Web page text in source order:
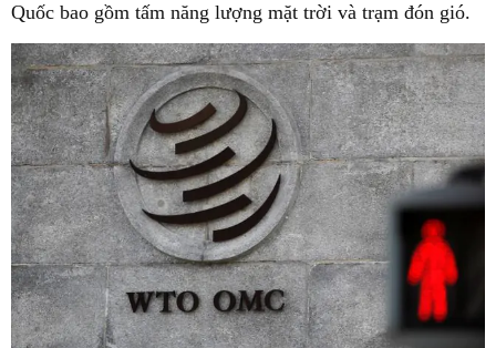
Quốc bao gồm tấm năng lượng mặt trời và trạm đón gió.